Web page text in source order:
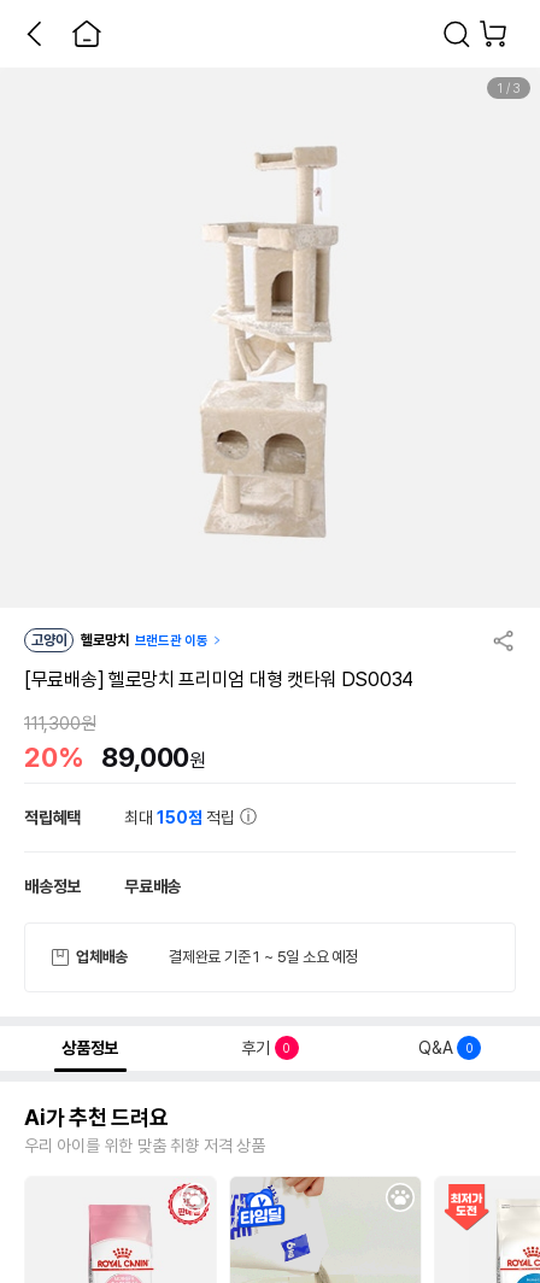
1 / 3
고양이 헬로망치 브랜드관 이동
[무료배송] 헬로망치 프리미엄 대형 캣타워 DS0034
111,300원
20% 89,000원
적립혜택 최대150점 적립
배송정보 무료배송
업체배송 결제완료 기준 1 ~ 5일 소요 예정
상품정보 후기 0 Q&A 0
Ai가 추천 드려요
우리 아이를 위한 맞춤 취향 저격 상품